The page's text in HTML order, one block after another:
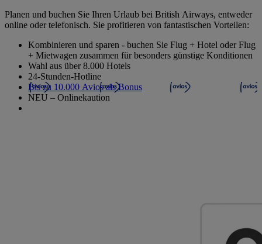
Planen und buchen Sie Ihren Urlaub bei British Airways, entweder
online oder telefonisch. Sie profitieren von fantastischen Vorteilen:
Kombinieren und sparen - buchen Sie Flug + Hotel oder Flug
+ Mietwagen zusammen für besonders günstige Konditionen
Wahl aus über 8.000 Hotels
24-Stunden-Hotline
Bis zu 10.000 Avios als Bonus
NEU – Onlinekaution